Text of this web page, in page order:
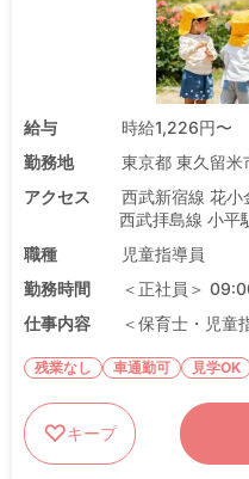
給与
時給1,226円〜
勤務地
東京都 東久留
アクセス
西武新宿線 花
西武拝島線 小平
職種
児童指導員
勤務時間
＜正社員＞
仕事内容
＜保育士・児童
残業なし 車通勤可 見学OK
キープ